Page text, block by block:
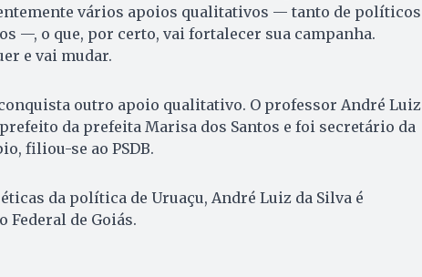
vários apoios qualitativos — tanto de políticos
—, o que, por certo, vai fortalecer sua campanha.
e vai mudar.
outro apoio qualitativo. O professor André Luiz
da prefeita Marisa dos Santos e foi secretário da
filiou-se ao PSDB.
da política de Uruaçu, André Luiz da Silva é
de Goiás.